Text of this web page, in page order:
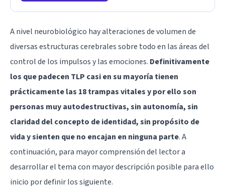
A nivel neurobiológico hay alteraciones de volumen de
diversas estructuras cerebrales sobre todo en las áreas del
control de los impulsos y las emociones. Definitivamente
los que padecen TLP casi en su mayoría tienen
prácticamente las 18 trampas vitales y por ello son
personas muy autodestructivas, sin autonomía, sin
claridad del concepto de identidad, sin propósito de
vida y sienten que no encajan en ninguna parte. A
continuación, para mayor comprensión del lector a
desarrollar el tema con mayor descripción posible para ello
inicio por definir los siguiente.